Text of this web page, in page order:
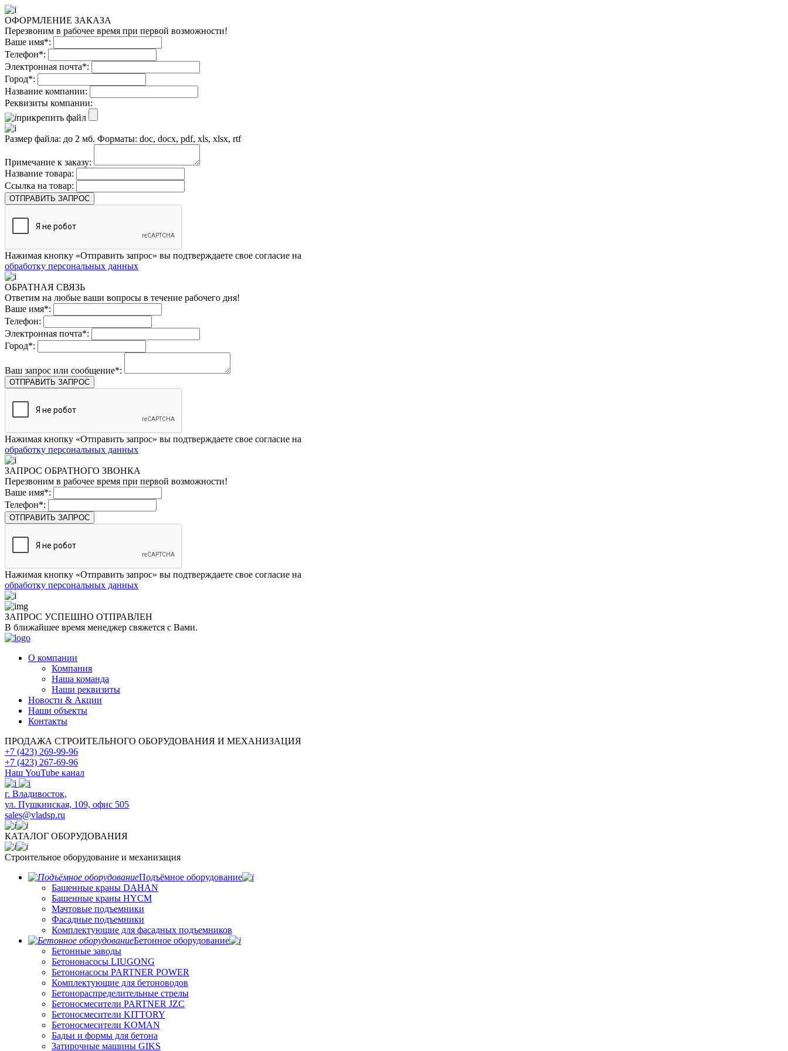
ОФОРМЛЕНИЕ ЗАКАЗА
Перезвоним в рабочее время при первой возможности!
Ваше имя*:
Телефон*:
Электронная почта*:
Город*:
Название компании:
Реквизиты компании:
прикрепить файл
Размер файла: до 2 мб. Форматы: doc, docx, pdf, xls, xlsx, rtf
Примечание к заказу:
Название товара:
Ссылка на товар:
ОТПРАВИТЬ ЗАПРОС
Нажимая кнопку «Отправить запрос» вы подтверждаете свое согласие на
обработку персональных данных
ОБРАТНАЯ СВЯЗЬ
Ответим на любые ваши вопросы в течение рабочего дня!
Ваше имя*:
Телефон:
Электронная почта*:
Город*:
Ваш запрос или сообщение*:
ОТПРАВИТЬ ЗАПРОС
Нажимая кнопку «Отправить запрос» вы подтверждаете свое согласие на
обработку персональных данных
ЗАПРОС ОБРАТНОГО ЗВОНКА
Перезвоним в рабочее время при первой возможности!
Ваше имя*:
Телефон*:
ОТПРАВИТЬ ЗАПРОС
Нажимая кнопку «Отправить запрос» вы подтверждаете свое согласие на
обработку персональных данных
ЗАПРОС УСПЕШНО ОТПРАВЛЕН
В ближайшее время менеджер свяжется с Вами.
О компании
Компания
Наша команда
Наши реквизиты
Новости & Акции
Наши объекты
Контакты
ПРОДАЖА СТРОИТЕЛЬНОГО ОБОРУДОВАНИЯ И МЕХАНИЗАЦИЯ
+7 (423) 269-99-96
+7 (423) 267-69-96
Наш YouTube канал
​г. Владивосток,
ул. Пушкинская, 109, офис 505
sales@vladsp.ru
КАТАЛОГ ОБОРУДОВАНИЯ
Строительное оборудование и механизация
Подъёмное оборудование
Башенные краны DAHAN
Башенные краны HYCM
Мачтовые подъемники
Фасадные подъемники
Комплектующие для фасадных подъемников
Бетонное оборудование
Бетонные заводы
Бетононасосы LIUGONG
Бетононасосы PARTNER POWER
Комплектующие для бетоноводов
Бетонораспределительные стрелы
Бетоносмесители PARTNER JZC
Бетоносмесители KITTORY
Бетоносмесители KOMAN
Бадьи и формы для бетона
Затирочные машины GIKS